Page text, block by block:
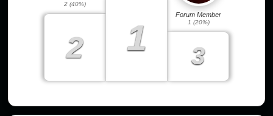
2 (40%)
2 1
Forum Member
1 (20%)
3